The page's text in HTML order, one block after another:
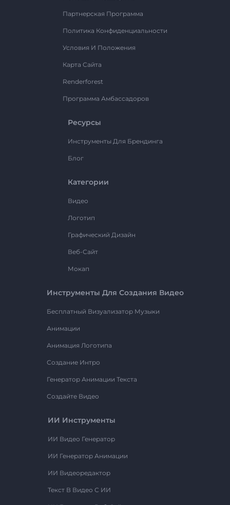
Партнерская Программа
Политика Конфиденциальности
Условия И Положения
Карта Сайта
Renderforest
Программа Амбассадоров
Ресурсы
Инструменты Для Брендинга
Блог
Категории
Видео
Логотип
Графический Дизайн
Веб-Сайт
Мокап
Инструменты Для Создания Видео
Бесплатный Визуализатор Музыки
Анимации
Анимация Логотипа
Создание Интро
Генератор Анимации Текста
Создайте Видео
ИИ Инструменты
ИИ Видео Генератор
ИИ Генератор Анимации
ИИ Видеоредактор
Текст В Видео С ИИ